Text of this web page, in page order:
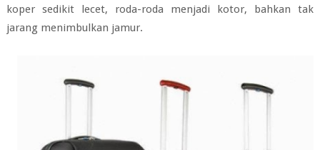
koper sedikit lecet, roda-roda menjadi kotor, bahkan tak
jarang menimbulkan jamur.